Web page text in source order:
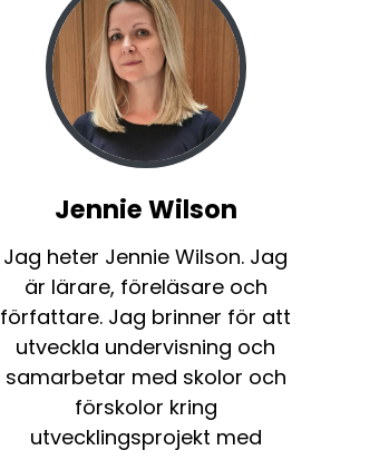
Jennie Wilson
Jag heter Jennie Wilson. Jag
är lärare, föreläsare och
författare. Jag brinner för att
utveckla undervisning och
samarbetar med skolor och
förskolor kring
utvecklingsprojekt med